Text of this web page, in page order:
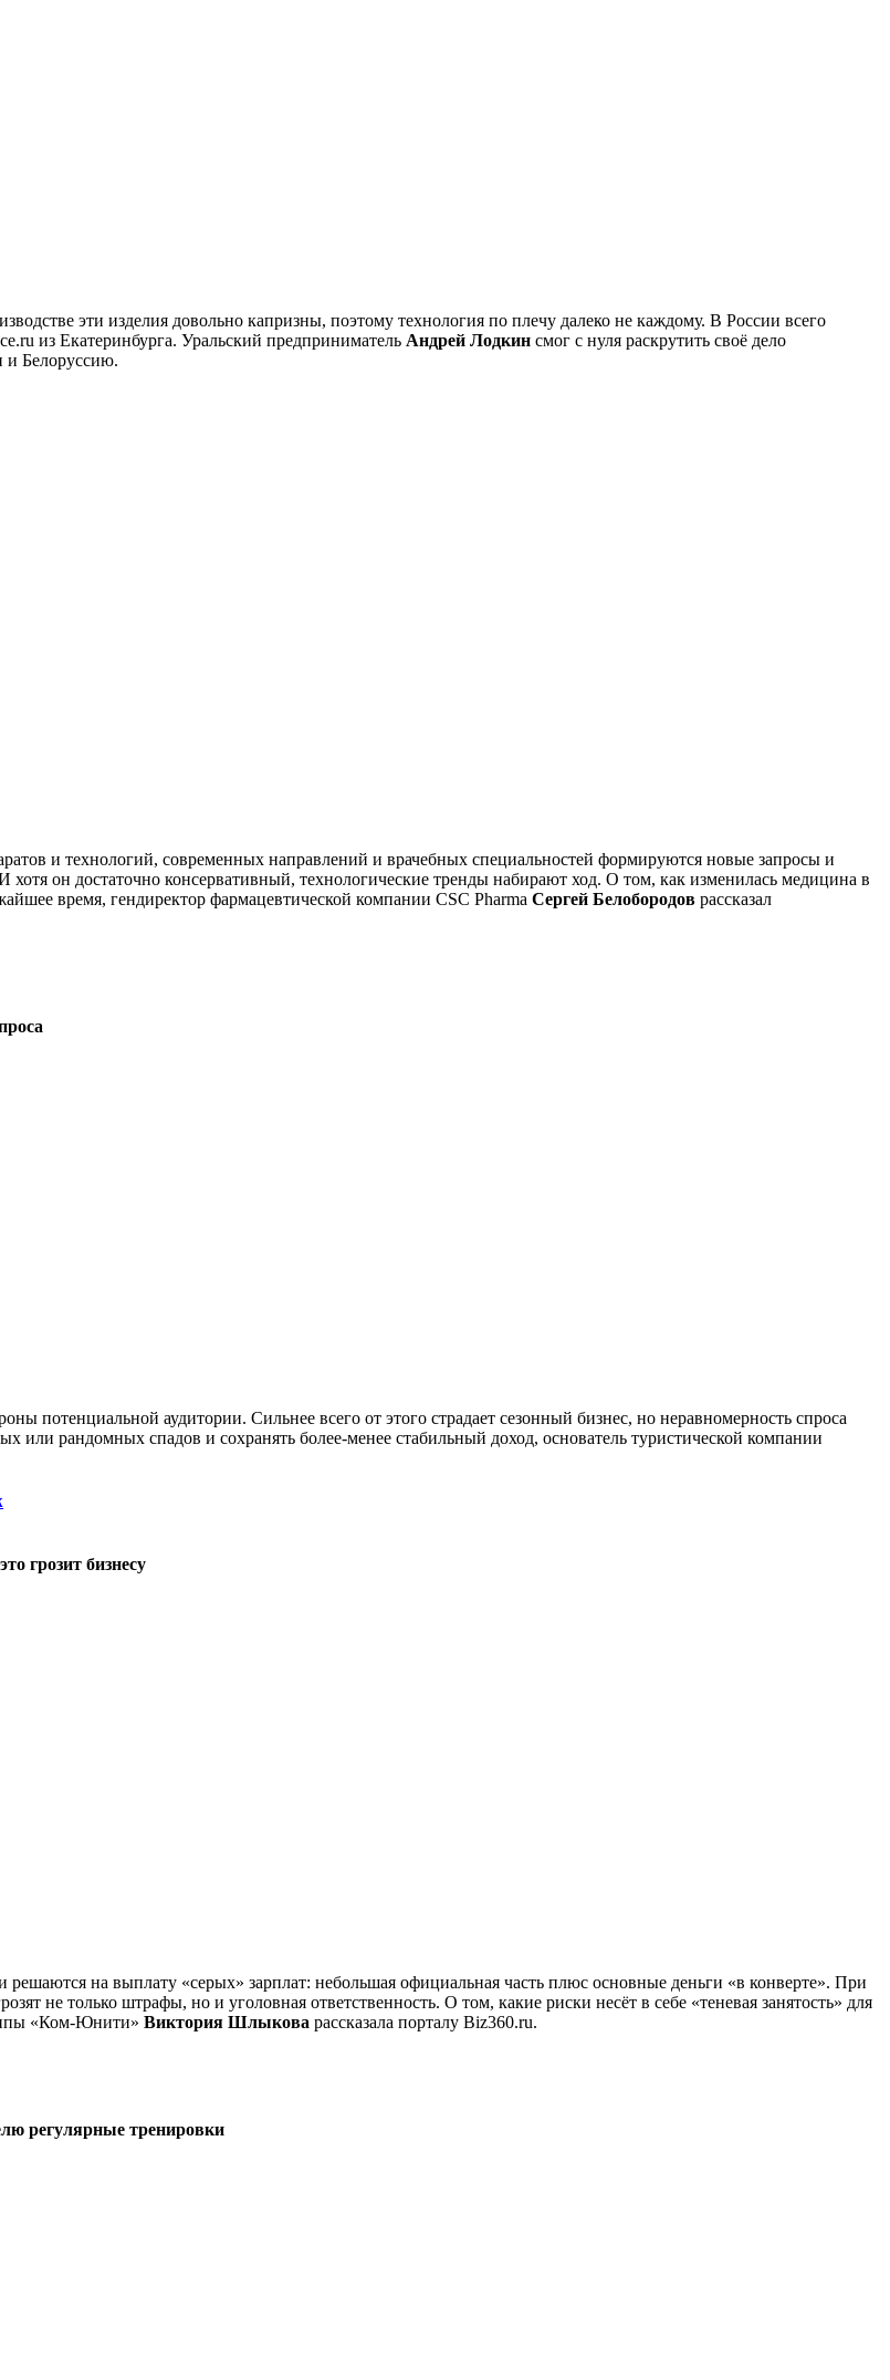
эти изделия довольно капризны, поэтому технология по плечу далеко не каждому. В России всего
из Екатеринбурга. Уральский предприниматель Андрей Лодкин смог с нуля раскрутить своё дело
и Белоруссию.
и технологий, современных направлений и врачебных специальностей формируются новые запросы и
он достаточно консервативный, технологические тренды набирают ход. О том, как изменилась медицина в
время, гендиректор фармацевтической компании CSC Pharma Сергей Белобородов рассказал
потенциальной аудитории. Сильнее всего от этого страдает сезонный бизнес, но неравномерность спроса
или рандомных спадов и сохранять более-менее стабильный доход, основатель туристической компании
грозит бизнесу
на выплату «серых» зарплат: небольшая официальная часть плюс основные деньги «в конверте». При
не только штрафы, но и уголовная ответственность. О том, какие риски несёт в себе «теневая занятость» для
«Ком-Юнити» Виктория Шлыкова рассказала порталу Biz360.ru.
регулярные тренировки